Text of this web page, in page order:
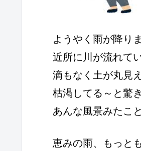
ようやく雨が降り
近所に川が流れて
滴もなく土が丸見
枯渇してる～と驚
あんな風景みたこ
恵みの雨、もっと